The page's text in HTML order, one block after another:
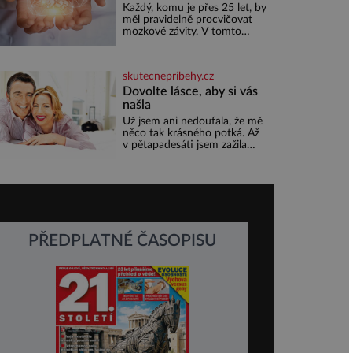
Každý, komu je přes 25 let, by
měl pravidelně procvičovat
mozkové závity. V tomto
na jméno kolegy z práce.
Nebo marně v paměti lovíte
název knížky, kterou jste
nedávno přečetli. Je to
opravdu tak, s věkem jako
kdyby se paměť rozhodla
stávkovat. Cvičte
skutecnepribehy.cz
Dovolte lásce, aby si vás
našla
Už jsem ani nedoufala, že mě
něco tak krásného potká. Až
v pětapadesáti jsem zažila
Manželství nám oběma moc
PŘEDPLATNÉ ČASOPISU